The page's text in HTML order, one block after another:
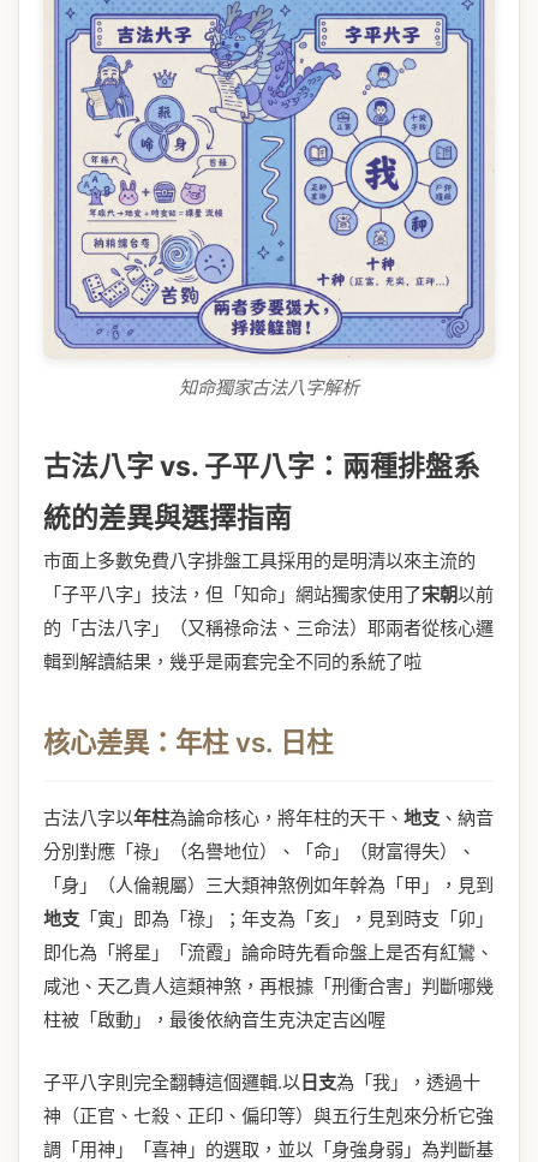
知命獨家古法八字解析
古法八字 vs. 子平八字：兩種排盤系
統的差異與選擇指南
市面上多數免費八字排盤工具採用的是明清以來主流的
「子平八字」技法，但「知命」網站獨家使用了宋朝以前
的「古法八字」（又稱祿命法、三命法）耶兩者從核心邏
輯到解讀結果，幾乎是兩套完全不同的系統了啦
核心差異：年柱 vs. 日柱
古法八字以年柱為論命核心，將年柱的天干、 地支 、納音
分別對應「祿」（名譽地位）、「命」（財富得失）、
「身」（人倫親屬）三大類神煞例如年幹為「甲」，見到
地支 「寅」即為「祿」；年支為「亥」，見到時支「卯」
即化為「將星」「流霞」論命時先看命盤上是否有紅鸞、
咸池、天乙貴人這類神煞，再根據「刑衝合害」判斷哪幾
柱被「啟動」，最後依納音生克決定吉凶喔
子平八字則完全翻轉這個邏輯.以日支為「我」，透過十
神（正官、七殺、正印、偏印等）與五行生剋來分析它強
調「用神」「喜神」的選取，並以「身強身弱」為判斷基